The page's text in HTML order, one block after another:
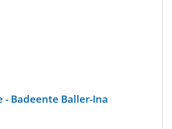
- Badeente Baller-Ina